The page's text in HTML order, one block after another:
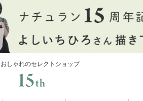
しゃれのセレクトショップ